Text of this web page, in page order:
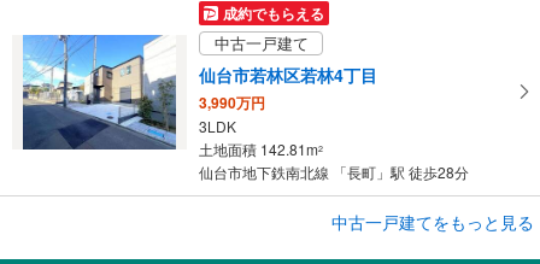
成約でもらえる
中古一戸建て
仙台市若林区若林4丁目
3,990万円
3LDK
土地面積 142.81m2
仙台市地下鉄南北線 「長町」駅 徒歩28分
中古一戸建てをもっと見る